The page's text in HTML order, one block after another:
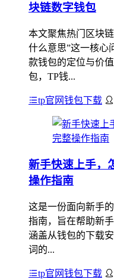
块链数字钱包
本文聚焦热门区块
什么意思”这一核心
款钱包的定位与价
包，TP钱...
tp官网钱包下载
新手快速上手，
操作指南
这是一份面向新手
指南，旨在帮助新
涵盖从钱包的下载
词的...
tp官网钱包下载